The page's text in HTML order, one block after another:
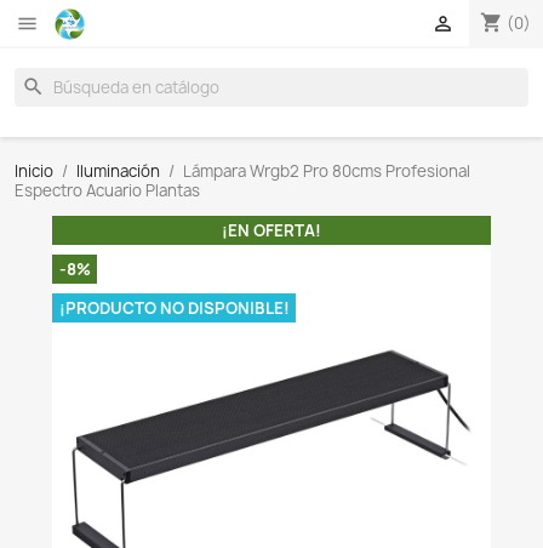

Inicio Iluminación
Lámpara Wrgb2 Pro 80cms
Espectro Acuario Plantas
¡EN OFERTA!
¡PRODUCTO NO DISPONIBLE!